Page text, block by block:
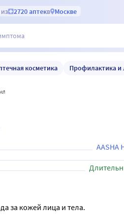
2720 аптекв Москве
косметика Профилактика и
AASHA
за кожей лица и тела.